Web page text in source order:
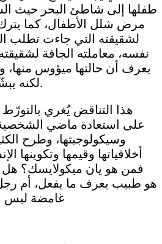
طفلها إلى شاطئ البحر حيث
مرض شلل الأطفال، كما يترك
لشقيقته التي جاءت تطلب
نفسه، معاملته الجافة
يعرف أن حالتها ميؤوس منها،
لكنه يبشّره بالموت بكل غلظة.
هذا التناقض يُغري
على استعادة ماضي الشخصية
وسيكولوجيتها، وطرح
أخلاقياتها وقيمها وتكوينها
فمن هو يان ميكولايسك؟
هو طبيب يعرف ما يفعل، أم
غامضة ليس